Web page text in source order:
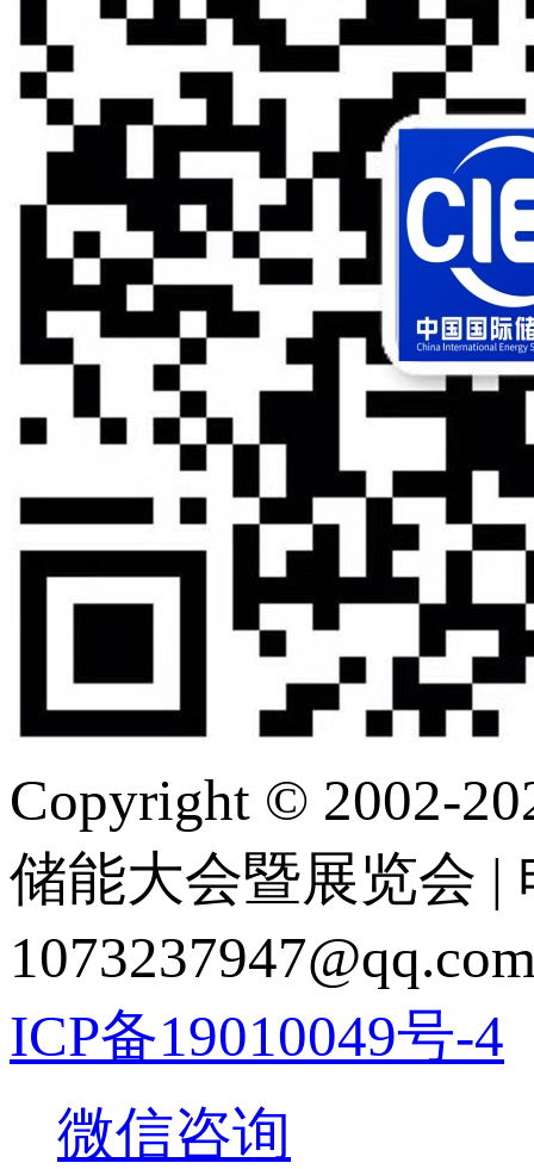
Copyright © 2002-
储能大会暨展览会 |
ICP备19010049号-4
微信咨询